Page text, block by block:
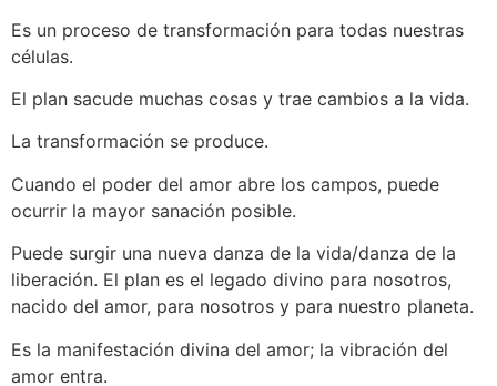
Es un proceso de transformación para todas nuestras
células.
El plan sacude muchas cosas y trae cambios a la vida.
La transformación se produce.
Cuando el poder del amor abre los campos, puede
ocurrir la mayor sanación posible.
Puede surgir una nueva danza de la vida/danza de la
liberación. El plan es el legado divino para nosotros,
nacido del amor, para nosotros y para nuestro planeta.
Es la manifestación divina del amor; la vibración del
amor entra.